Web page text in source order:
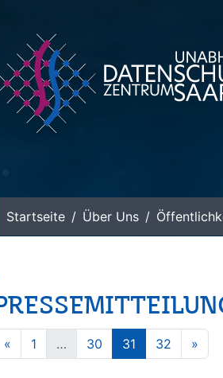
Startseite Über Uns
« 1 … 30 31 32 »